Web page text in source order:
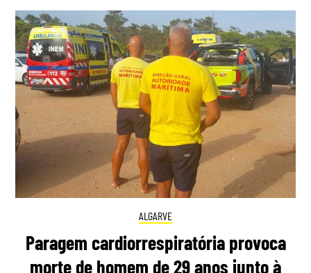
ALGARVE
Paragem cardiorrespiratória provoca
morte de homem de 29 anos junto à